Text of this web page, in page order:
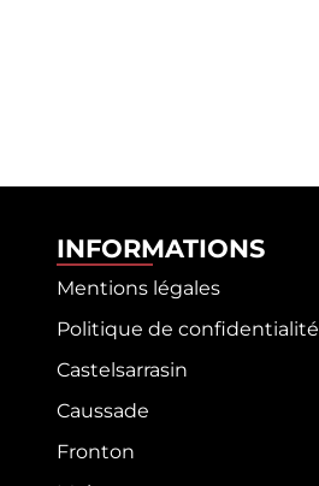
INFORMATIONS
Mentions légales
Politique de confidentialité
Castelsarrasin
Caussade
Fronton